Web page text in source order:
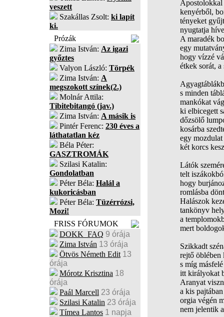
veszett
Szakállas Zsolt: ki lapít
ki.
Prózák
Zima István: Az igazi
győztes
Valyon László: Törpék
Zima István: A
megszokott színek(2.)
Molnár Attila:
Tibitebitangó (jav.)
Zima István: A másik is
Pintér Ferenc: 230 éves a
láthatatlan kéz
Béla Péter:
GASZTROMÁK
Szilasi Katalin:
Gondolatban
Péter Béla: Halál a
kukoricásban
Péter Béla: Tüzérrózsi,
Mozi!
FRISS FÓRUMOK
DOKK_FAQ 9 órája
Zima István 13 órája
Ötvös Németh Edit 13
órája
Mórotz Krisztina 18
órája
Paál Marcell 23 órája
Szilasi Katalin 23 órája
Tímea Lantos 1 napja
Apostolokkal
kenyérből,
tényeket
nyugtatja
A maradék
egy
hogy vízzé
étkek sorát,
s minden
mankókat
ki elbicegett
dőzsölő
kosárba
egy
két korcs
Látók
telt
hogy
romlásba
Halászok
tankönyv
a
mert
Szikkadt
rejtő öblében
s míg
itt királyokat
Aranyat
a kis
orgia végén
nem jelentik